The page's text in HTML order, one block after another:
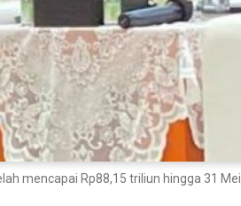
mencapai Rp88,15 triliun hingga 31 Mei